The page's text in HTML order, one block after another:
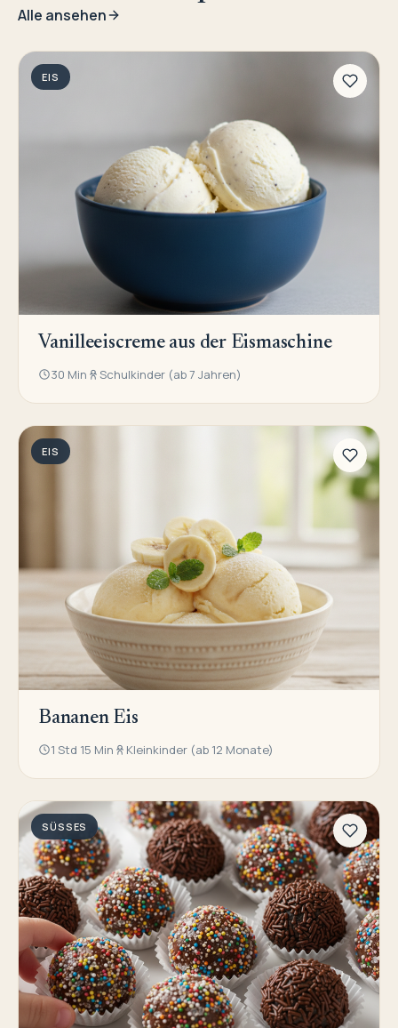
Alle ansehen
EIS
Vanilleeiscreme aus der Eismaschine
30 Min Schulkinder (ab 7 Jahren)
EIS
Bananen Eis
1 Std 15 Min Kleinkinder (ab 12 Monate)
SÜSSES